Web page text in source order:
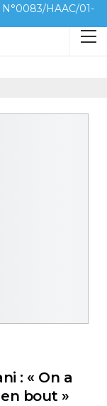
N°0083/HAAC/01-
: « On a
bout »